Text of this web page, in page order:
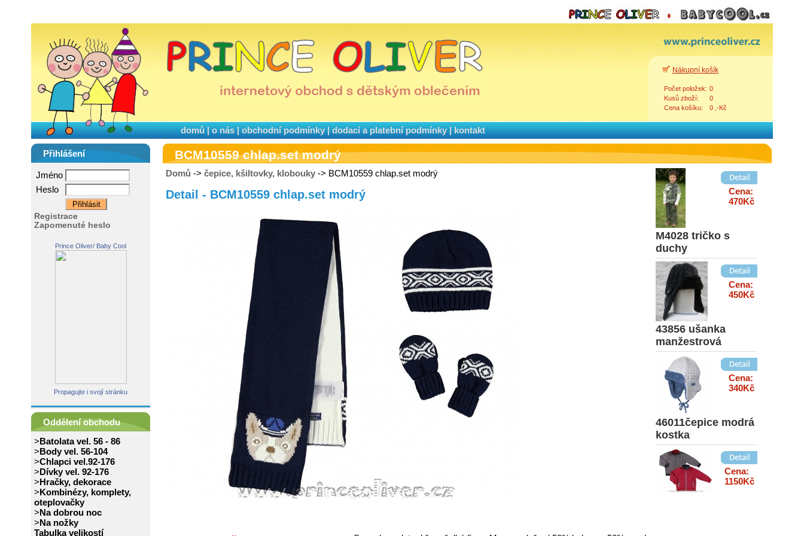
domů|o nás|obchodní podmínky|dodací a platební podmínky|kontakt
Nákupní košík
Počet položek: 0
Kusů zboží:
0
Cena košíku:
0 ,-Kč
Přihlášení
Jméno
Heslo
Registrace
Zapomenuté heslo
Prince Oliver/ Baby Cool
Propagujte i svojí stránku
Oddělení obchodu
>Batolata vel. 56 - 86
>Body vel. 56-104
>Chlapci vel.92-176
>Dívky vel. 92-176
>Hračky, dekorace
>Kombinézy, komplety,
oteplovačky
>Na dobrou noc
>Na nožky
Tabulka velikostí
BCM10559 chlap.set modrý
Zpět
Domů -> čepice, kšiltovky, klobouky -> BCM10559 chlap.set modrý
Detail - BCM10559 chlap.set modrý
BCM3005
chlap.tričko
M4028 tričko s
duchy
Cena:
470Kč
43856 ušanka
manžestrová
Cena:
450Kč
46011čepice modrá
kostka
Cena:
340Kč
Cena:
1150Kč